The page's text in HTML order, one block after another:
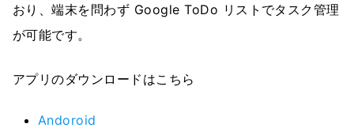
おり、端末を問わず Google ToDo リストでタスク管理
が可能です。
アプリのダウンロードはこちら
Andoroid